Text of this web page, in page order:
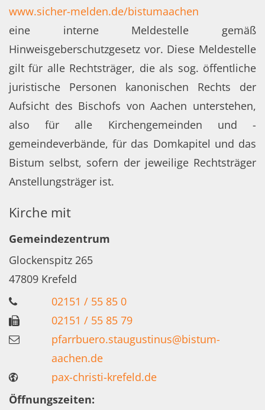
www.sicher-melden.de/bistumaachen
eine interne Meldestelle gemäß
Hinweisgeberschutzgesetz vor. Diese Meldestelle
gilt für alle Rechtsträger, die als sog. öffentliche
juristische Personen kanonischen Rechts der
Aufsicht des Bischofs von Aachen unterstehen,
also für alle Kirchengemeinden und -
gemeindeverbände, für das Domkapitel und das
Bistum selbst, sofern der jeweilige Rechtsträger
Anstellungsträger ist.
Kirche mit
Gemeindezentrum
Glockenspitz 265
47809 Krefeld
02151 / 55 85 0
02151 / 55 85 79
pfarrbuero.staugustinus@bistum-
aachen.de
pax-christi-krefeld.de
Öffnungszeiten: